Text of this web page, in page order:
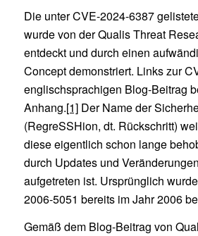
Die unter CVE-2024-6387
wurde von der Qualis Threat
entdeckt und durch einen
Concept demonstriert. Links zur
englischsprachigen Blog-Beitrag
Anhang.[1]Der Name der
(RegreSSHion, dt. Rückschritt)
diese eigentlich schon lange
durch Updates und
aufgetreten ist. Ursprünglich
2006-5051 bereits im Jahr 2006
Gemäß dem Blog-Beitrag von